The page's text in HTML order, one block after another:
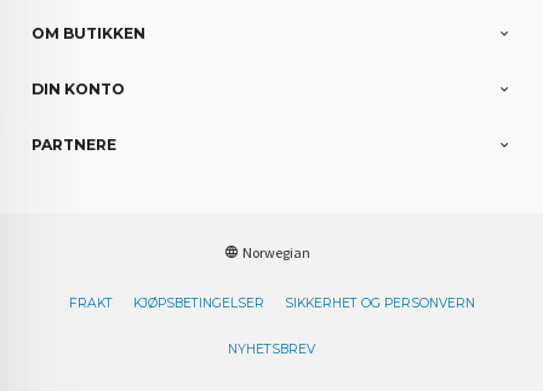
OM BUTIKKEN
DIN KONTO
PARTNERE
Norwegian
FRAKT KJØPSBETINGELSER SIKKERHET OG PERSONVERN
NYHETSBREV